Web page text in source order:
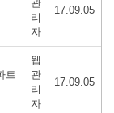
관
리
자
17.09.05
트
웹
관
리
자
17.09.05